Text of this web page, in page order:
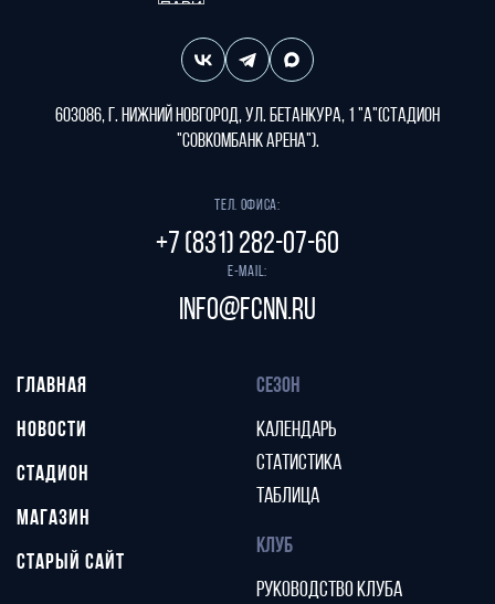
603086, г. Нижний Новгород, ул. Бетанкура, 1 "А"(стадион
"СОВКОМБАНК АРЕНА").
Тел. офиса:
+7 (831) 282-07-60
E-mail:
info@fcnn.ru
ГЛАВНАЯ
НОВОСТИ
СТАДИОН
МАГАЗИН
СТАРЫЙ САЙТ
СЕЗОН
КАЛЕНДАРЬ
СТАТИСТИКА
ТАБЛИЦА
КЛУБ
РУКОВОДСТВО КЛУБА